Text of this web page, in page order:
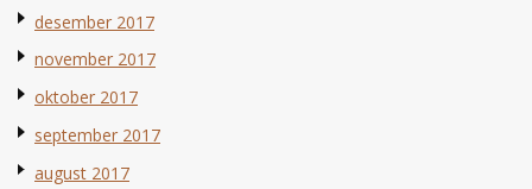
desember 2017
november 2017
oktober 2017
september 2017
august 2017